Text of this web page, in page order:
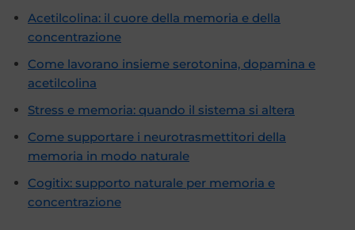
Acetilcolina: il cuore della memoria e della
concentrazione
Come lavorano insieme serotonina, dopamina e
acetilcolina
Stress e memoria: quando il sistema si altera
Come supportare i neurotrasmettitori della
memoria in modo naturale
Cogitix: supporto naturale per memoria e
concentrazione